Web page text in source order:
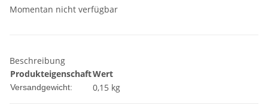
Momentan nicht verfügbar
Beschreibung
ProdukteigenschaftWert
Versandgewicht: 0,15 kg